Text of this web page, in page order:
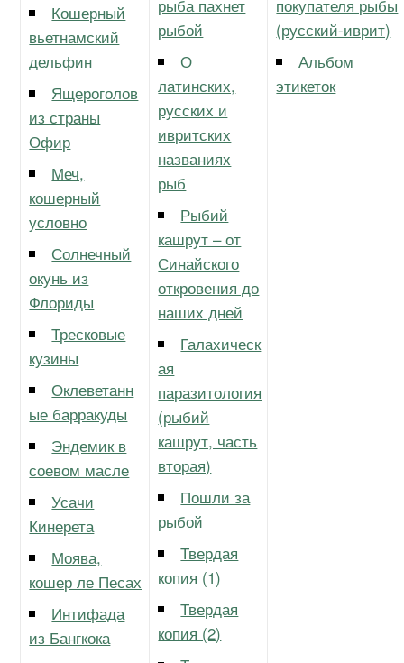
Кошерный
вьетнамский
дельфин
Ящероголов
из страны
Офир
Меч,
кошерный
условно
Солнечный
окунь из
Флориды
Тресковые
кузины
Оклеветанн
ые барракуды
Эндемик в
соевом масле
Усачи
Кинерета
Моява,
кошер ле Песах
Интифада
из Бангкока
рыба пахнет
рыбой
О
латинских,
русских и
ивритских
названиях
рыб
Рыбий
кашрут – от
Синайского
откровения до
наших дней
Галахическ
ая
паразитология
(рыбий
кашрут, часть
вторая)
Пошли за
рыбой
Твердая
копия (1)
Твердая
копия (2)
покупателя рыбы
(русский-иврит)
Альбом
этикеток